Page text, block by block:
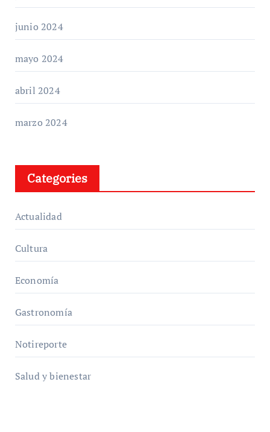
junio 2024
mayo 2024
abril 2024
marzo 2024
Categories
Actualidad
Cultura
Economía
Gastronomía
Notireporte
Salud y bienestar